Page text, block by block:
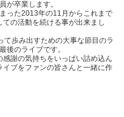
が卒業します。
った2013年の11月からこれまで
の活動を続ける事が出来まし
歩み出すための大事な節目のラ
後のライブです。
謝の気持ちをいっぱい詰め込ん
ブをファンの皆さんと一緒に作